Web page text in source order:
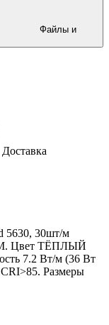
Доставка
5630, 30шт/м
Цвет ТЁПЛЫЙ
7.2 Вт/м (36 Вт
CRI>85. Размеры